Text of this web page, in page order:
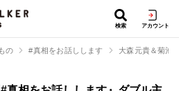
検索 アカウント
の #真相をお話しします 大森元貴＆菊池